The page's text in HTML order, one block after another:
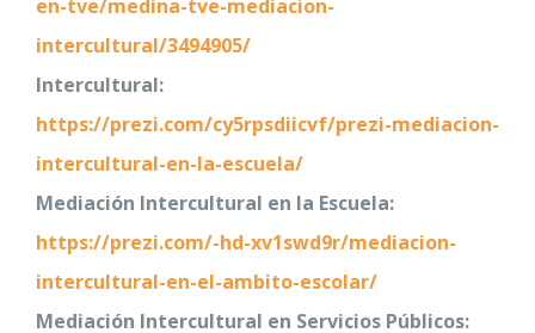
en-tve/medina-tve-mediacion-
intercultural/3494905/
Intercultural:
https://prezi.com/cy5rpsdiicvf/prezi-mediacion-
intercultural-en-la-escuela/
Mediación Intercultural en la Escuela:
https://prezi.com/-hd-xv1swd9r/mediacion-
intercultural-en-el-ambito-escolar/
Mediación Intercultural en Servicios Públicos: